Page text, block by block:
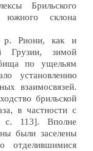
Брильского
южного склона
р. Риони, как и
Грузии, зимой
по ущельям
установлению
взаимосвязей.
брильской
в частности с
с. 113]. Вполне
были заселены
отделившимися